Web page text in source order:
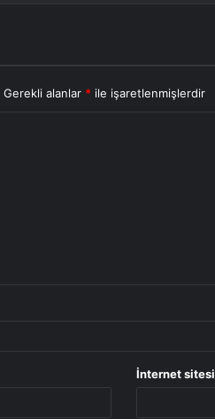
Gerekli alanlar * ile işaretlenmişlerdir
İnternet sitesi